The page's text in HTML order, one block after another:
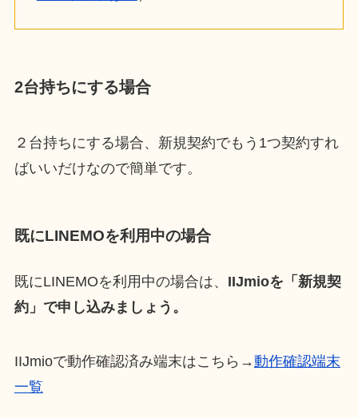
2台持ちにする場合
２台持ちにする場合、新規契約でもう1つ契約すれ
ばいいだけなので簡単です。
既にLINEMOを利用中の場合
既にLINEMOを利用中の場合は、 IIJmioを「新規契
約」で申し込みましょう。
IIJmioで動作確認済み端末はこちら→動作確認端末
一覧